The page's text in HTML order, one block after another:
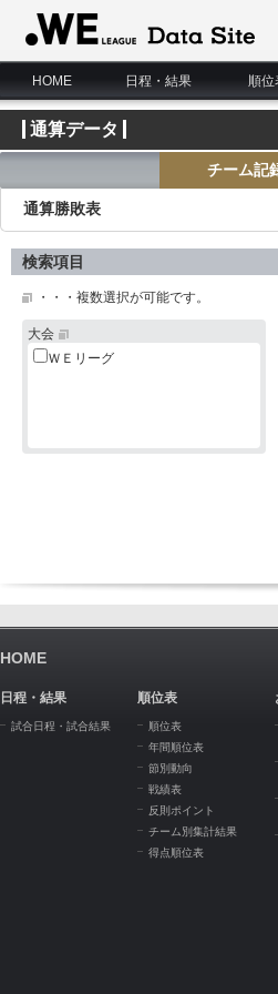
WE LEAGUE Data Site
HOME
日程・結果 順位
通算データ
チーム記
通算勝敗表
検索項目
・・・複数選択が可能です。
大会
ＷＥリーグ
HOME
日程・結果
試合日程・試合結果
順位表
順位表
年間順位表
節別動向
戦績表
反則ポイント
チーム別集計結果
得点順位表